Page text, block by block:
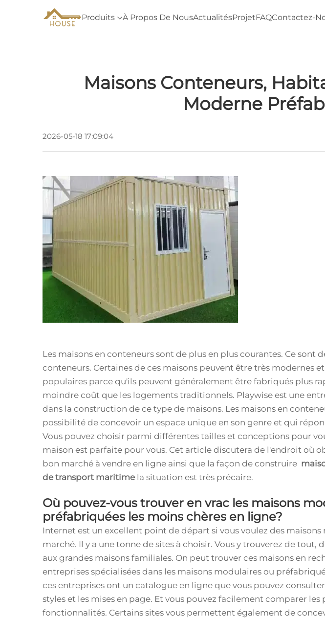
Produits À Propos De NousActualitésProjetFAQContactez-
Maisons Conteneurs,
Moderne
2026-05-18 17:09:04
Les maisons en conteneurs sont de plus en plus courantes. Ce sont
conteneurs. Certaines de ces maisons peuvent être très modernes
populaires parce qu'ils peuvent généralement être fabriqués plus
moindre coût que les logements traditionnels. Playwise est une
dans la construction de ce type de maisons. Les maisons en
possibilité de concevoir un espace unique en son genre et qui
Vous pouvez choisir parmi différentes tailles et conceptions pour
maison est parfaite pour vous. Cet article discutera de l'endroit où
bon marché à vendre en ligne ainsi que la façon de construire
de transport maritime la situation est très précaire.
Où pouvez-vous trouver en vrac les maisons
préfabriquées les moins chères en ligne?
Internet est un excellent point de départ si vous voulez des
marché. Il y a une tonne de sites à choisir. Vous y trouverez de tout,
aux grandes maisons familiales. On peut trouver ces maisons en
entreprises spécialisées dans les maisons modulaires ou
ces entreprises ont un catalogue en ligne que vous pouvez
styles et les mises en page. Et vous pouvez facilement comparer les
fonctionnalités. Certains sites vous permettent également de